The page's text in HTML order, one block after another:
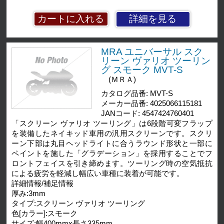
詳細を見る
MRA ユニバーサル スク
リーン ヴァリオ ツーリン
グ スモーク MVT-S
(ＭＲＡ)
カタログ品番: MVT-S
メーカー品番: 4025066115181
JANコード: 4547424760401
「スクリーン ヴァリオ ツーリング」は6段階可変フラップ
を装備したネイキッド車用の汎用スクリーンです。スクリ
ーン下部は丸目ヘッドライトに合うラウンド形状と一部に
ペイントを施した「グラデーション」を採用することでフ
ロントフェイスを引き締めます。ツーリング時の空気抵抗
による疲労を軽減し幅広い車種に装着が可能です。
詳細情報/補足情報
厚み:3mm
タイプ:スクリーン ヴァリオ ツーリング
色[カラー]:スモーク